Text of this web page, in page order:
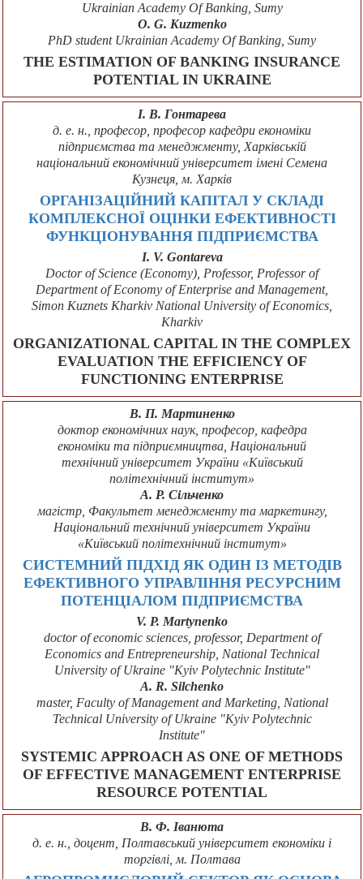
Ukrainian Academy Of Banking, Sumy
O. G. Kuzmenko
PhD student Ukrainian Academy Of Banking, Sumy
THE ESTIMATION OF BANKING INSURANCE
POTENTIAL IN UKRAINE
І. В. Гонтарева
д. е. н., професор, професор кафедри економіки
підприємства та менеджменту, Харківській
національний економічний університет імені Семена
Кузнеця, м. Харків
ОРГАНІЗАЦІЙНИЙ КАПІТАЛ У СКЛАДІ
КОМПЛЕКСНОЇ ОЦІНКИ ЕФЕКТИВНОСТІ
ФУНКЦІОНУВАННЯ ПІДПРИЄМСТВА
I. V. Gontareva
Doctor of Science (Economу), Professor, Professor of
Department of Economy of Enterprise and Management,
Simon Kuznets Kharkiv National University of Economics,
Kharkiv
ORGANIZATIONAL CAPITAL IN THE COMPLEX
EVALUATION THE EFFICIENCY OF
FUNCTIONING ENTERPRISE
В. П. Мартиненко
доктор економічних наук, професор, кафедра
економіки та підприємництва, Національний
технічний університет України «Київський
політехнічний інститут»
А. Р. Сільченко
магістр, Факультет менеджменту та маркетингу,
Національний технічний університет України
«Київський політехнічний інститут»
СИСТЕМНИЙ ПІДХІД ЯК ОДИН ІЗ МЕТОДІВ
ЕФЕКТИВНОГО УПРАВЛІННЯ РЕСУРСНИМ
ПОТЕНЦІАЛОМ ПІДПРИЄМСТВА
V. P. Martynenko
doctor of economic sciences, professor, Department of
Economics and Entrepreneurship, National Technical
University of Ukraine "Kyiv Polytechnic Institute"
A. R. Silchenko
master, Faculty of Management and Marketing, National
Technical University of Ukraine "Kyiv Polytechnic
Institute"
SYSTEMIC APPROACH AS ONE OF METHODS
OF EFFECTIVE MANAGEMENT ENTERPRISE
RESOURCE POTENTIAL
В. Ф. Іванюта
д. е. н., доцент, Полтавський університет економіки і
торгівлі, м. Полтава